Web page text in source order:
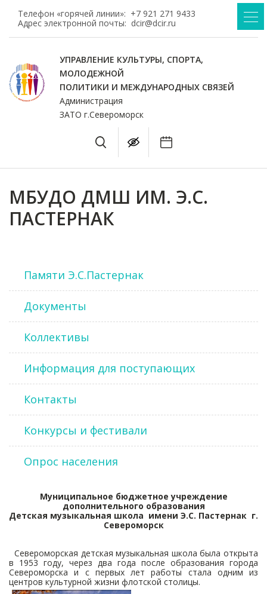
Телефон «горячей линии»: +7 921 271 9433
Адрес электронной почты: dcir@dcir.ru
УПРАВЛЕНИЕ КУЛЬТУРЫ, СПОРТА,
МОЛОДЕЖНОЙ
ПОЛИТИКИ И МЕЖДУНАРОДНЫХ СВЯЗЕЙ
Администрация
ЗАТО г.Североморск
МБУДО ДМШ ИМ. Э.С.
ПАСТЕРНАК
Памяти Э.С.Пастернак
Документы
Коллективы
Информация для поступающих
Контакты
Конкурсы и фестивали
Опрос населения
Муниципальное бюджетное учреждение
дополнительного образования
Детская музыкальная школа имени Э.С. Пастернак г.
Североморск
Североморская детская музыкальная школа была открыта
в 1953 году, через два года после образования города
Североморска и с первых лет работы стала одним из
центров культурной жизни флотской столицы.